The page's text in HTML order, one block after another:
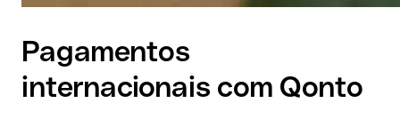
Pagamentos
internacionais com Qonto